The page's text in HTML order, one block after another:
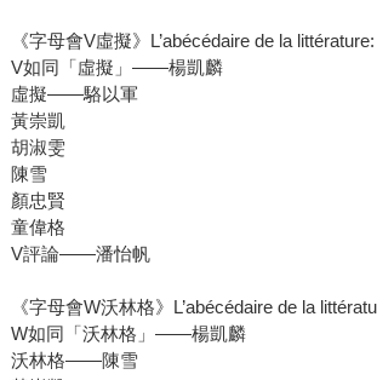
《字母會V虛擬》L’abécédaire de la
V如同「虛擬」――楊凱麟
虛擬――駱以軍
黃崇凱
胡淑雯
陳雪
顏忠賢
童偉格
V評論――潘怡帆
《字母會W沃林格》L’abécédaire de la
W如同「沃林格」――楊凱麟
沃林格――陳雪